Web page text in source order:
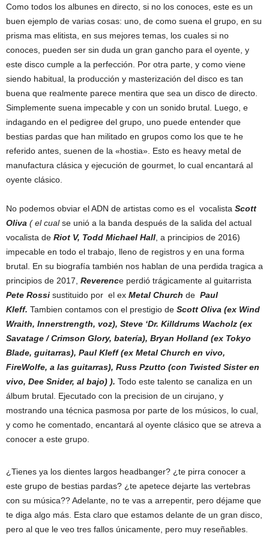
Como todos los albunes en directo, si no los conoces, este es un
buen ejemplo de varias cosas: uno, de como suena el grupo, en su
prisma mas elitista, en sus mejores temas, los cuales si no
conoces, pueden ser sin duda un gran gancho para el oyente, y
este disco cumple a la perfección. Por otra parte, y como viene
siendo habitual, la producción y masterización del disco es tan
buena que realmente parece mentira que sea un disco de directo.
Simplemente suena impecable y con un sonido brutal. Luego, e
indagando en el pedigree del grupo, uno puede entender que
bestias pardas que han militado en grupos como los que te he
referido antes, suenen de la «hostia». Esto es heavy metal de
manufactura clásica y ejecución de gourmet, lo cual encantará al
oyente clásico.
No podemos obviar el ADN de artistas como es el vocalista Scott
Oliva ( el cualse unió a la banda después de la salida del actual
vocalista de Riot V, Todd Michael Hall , a principios de 2016)
impecable en todo el trabajo, lleno de registros y en una forma
brutal. En su biografía también nos hablan de una perdida tragica a
principios de 2017, Reverence perdió trágicamente al guitarrista
Pete Rossi sustituido por el ex Metal Church de Paul
Kleff. Tambien contamos con el prestigio de Scott Oliva (ex Wind
Wraith, Innerstrength, voz), Steve ‘Dr. Killdrums Wacholz (ex
Savatage / Crimson Glory, batería), Bryan Holland (ex Tokyo
Blade, guitarras), Paul Kleff (ex Metal Church en vivo,
FireWolfe, a las guitarras), Russ Pzutto (con Twisted Sister en
vivo, Dee Snider, al bajo) ). Todo este talento se canaliza en un
álbum brutal. Ejecutado con la precision de un cirujano, y
mostrando una técnica pasmosa por parte de los músicos, lo cual,
y como he comentado, encantará al oyente clásico que se atreva a
conocer a este grupo.
¿Tienes ya los dientes largos headbanger? ¿te pirra conocer a
este grupo de bestias pardas? ¿te apetece dejarte las vertebras
con su música?? Adelante, no te vas a arrepentir, pero déjame que
te diga algo más. Esta claro que estamos delante de un gran disco,
pero al que le veo tres fallos únicamente, pero muy reseñables.